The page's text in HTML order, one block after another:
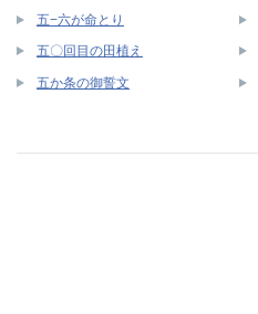
五−六が命とり
五〇回目の田植え
五か条の御誓文